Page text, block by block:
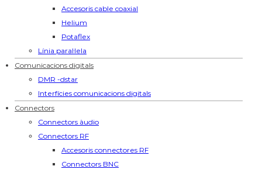
Accesoris cable coaxial
Helium
Potaflex
Línia paral·lela
Comunicacions digitals
DMR -dstar
Interfícies comunicacions digitals
Connectors
Connectors àudio
Connectors RF
Accesoris connectores RF
Connectors BNC